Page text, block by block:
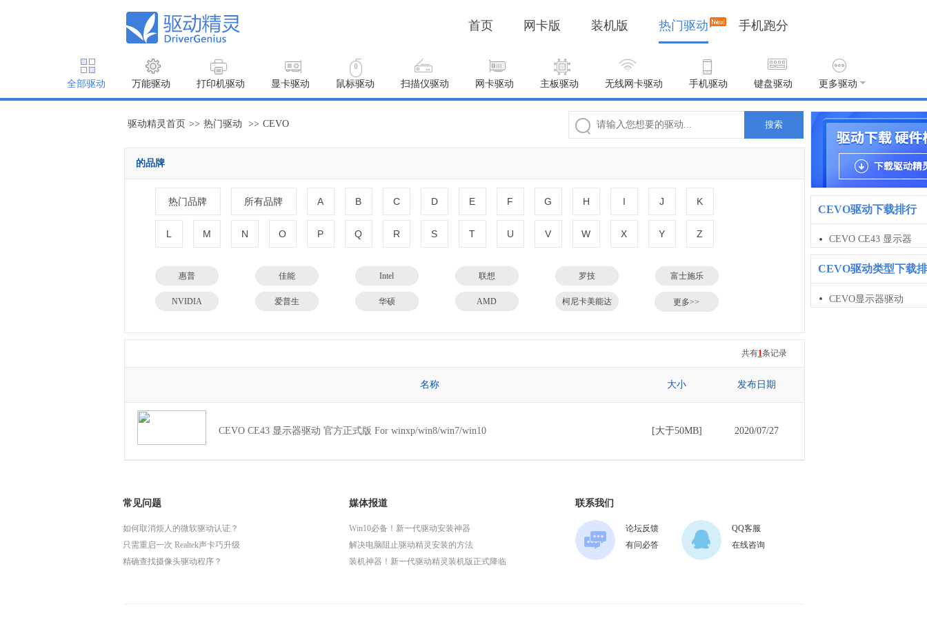
首页 网卡版 装机版 热门驱动 手机跑分
全部驱动 万能驱动 打印机驱动 显卡驱动 鼠标驱动 扫描仪驱动 网卡驱动 主板驱动 无线网卡驱动 手机驱动 键盘驱动 更多驱动
驱动精灵首页 >> 热门驱动 >> CEVO 搜索
的品牌
热门品牌 所有品牌 A B C D E F G H I J K
L M N O P Q R S T U V W X Y Z
惠普 佳能 Intel 联想 罗技 富士施乐
NVIDIA 爱普生 华硕 AMD 柯尼卡美能达 小米
更多>>
共有1条记录
名称 大小 发布日期
CEVO CE43 显示器驱动 官方正式版 For winxp/win8/win7/win10 [大于50MB] 2020/07/27
CEVO驱动下载排行
CEVO CE43 显示器
CEVO驱动类型下载
CEVO显示器驱动
常见问题
如何取消烦人的微软驱动认证？
只需重启一次 Realtek声卡巧升级
精确查找摄像头驱动程序？
媒体报道
Win10必备！新一代驱动安装神器
解决电脑阻止驱动精灵安装的方法
装机神器！新一代驱动精灵装机版正式降临
联系我们
论坛反馈
有问必答
QQ客服
在线咨询